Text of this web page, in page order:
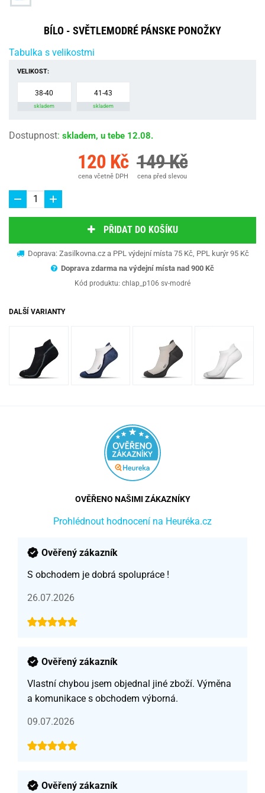
BÍLO - SVĚTLEMODRÉ PÁNSKE PONOŽKY
Tabulka s velikostmi
VELIKOST:
38-40
skladem
41-43
skladem
Dostupnost: skladem, u tebe 12.08.
120 Kč
cena včetně DPH
149 Kč
cena před slevou
PŘIDAT DO KOŠÍKU
Doprava: Zasilkovna.cz a PPL výdejní místa 75 Kč, PPL kurýr 95 Kč
Doprava zdarma na výdejní místa nad 900 Kč
Kód produktu: chlap_p106 sv-modré
DALŠÍ VARIANTY
OVĚŘENO NAŠIMI ZÁKAZNÍKY
Prohlédnout hodnocení na Heuréka.cz
Ověřený zákazník
S obchodem je dobrá spolupráce !
26.07.2026
Ověřený zákazník
Vlastní chybou jsem objednal jiné zboží. Výměna
a komunikace s obchodem výborná.
09.07.2026
Ověřený zákazník